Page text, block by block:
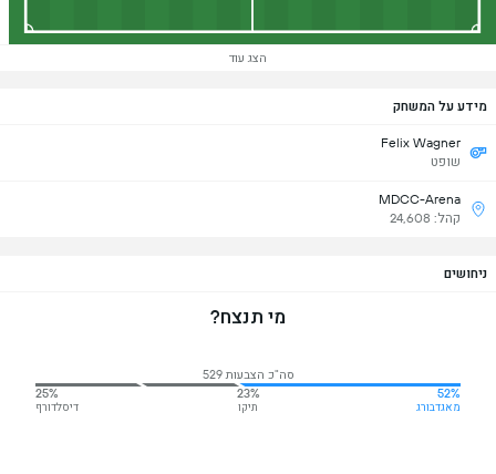
הצג עוד
מידע על המשחק
Felix Wagner
שופט
MDCC-Arena
קהל: 24,608
ניחושים
מי תנצח?
סה"כ הצבעות 529
52%
מאגדבורג
23%
תיקו
25%
דיסלדורף